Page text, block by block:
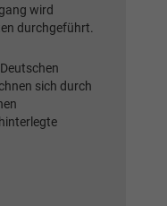
wird
durchgeführt.
sich durch
hat, sowie Daten für
Besuch. Von Google